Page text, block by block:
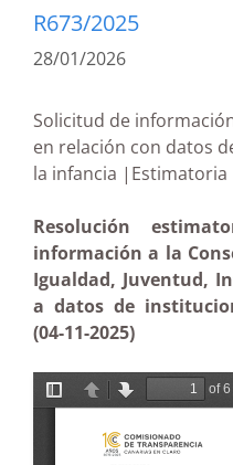
R673/2025
28/01/2026
Solicitud de
en relación con datos
la infancia
Resolución
información a la
Igualdad, Juventud,
a datos de
(04-11-2025)